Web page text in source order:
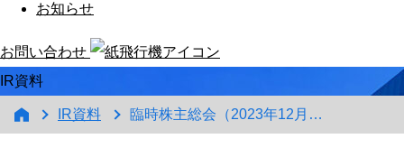
お知らせ
お問い合わせ
IR資料
IR資料 臨時株主総会（2023年12月21日開催）の招集ご通知を掲載いたしました。